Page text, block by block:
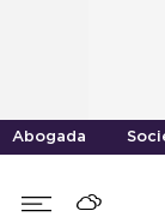
Abogada